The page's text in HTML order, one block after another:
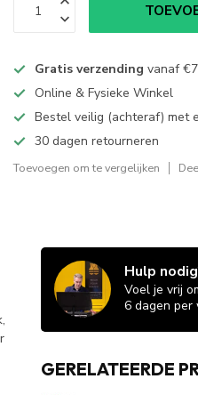
Gratis verzending vanaf
Online & Fysieke Winkel
Bestel veilig (achteraf) met
30 dagen retourneren
Toevoegen om te vergelijken
Hulp
Voel je vrij
6 dagen per
GERELATEERDE